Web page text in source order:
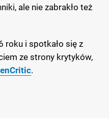
ale nie zabrakło też
roku i spotkało się z
ze strony krytyków,
.